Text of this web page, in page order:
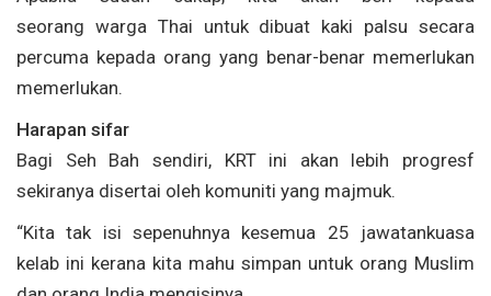
seorang warga Thai untuk dibuat kaki palsu secara
percuma kepada orang yang benar-benar memerlukan
memerlukan.
Harapan sifar
Bagi Seh Bah sendiri, KRT ini akan lebih progresf
sekiranya disertai oleh komuniti yang majmuk.
“Kita tak isi sepenuhnya kesemua 25 jawatankuasa
kelab ini kerana kita mahu simpan untuk orang Muslim